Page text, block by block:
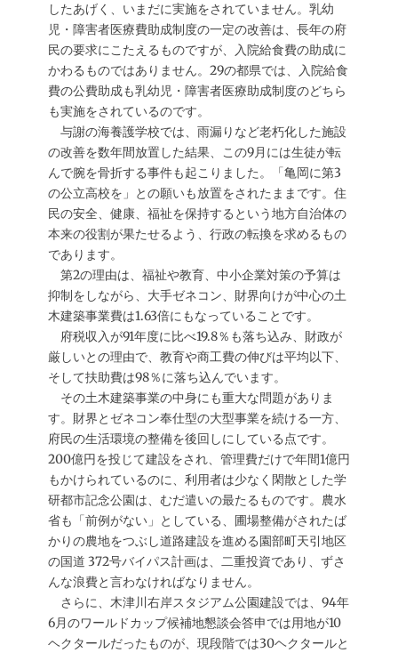
したあげく、いまだに実施をされていません。乳幼
児・障害者医療費助成制度の一定の改善は、長年の府
民の要求にこたえるものですが、入院給食費の助成に
かわるものではありません。29の都県では、入院給食
費の公費助成も乳幼児・障害者医療助成制度のどちら
も実施をされているのです。
与謝の海養護学校では、雨漏りなど老朽化した施設
の改善を数年間放置した結果、この9月には生徒が転
んで腕を骨折する事件も起こりました。「亀岡に第3
の公立高校を」との願いも放置をされたままです。住
民の安全、健康、福祉を保持するという地方自治体の
本来の役割が果たせるよう、行政の転換を求めるもの
であります。
第2の理由は、福祉や教育、中小企業対策の予算は
抑制をしながら、大手ゼネコン、財界向けが中心の土
木建築事業費は1.63倍にもなっていることです。
府税収入が91年度に比べ19.8％も落ち込み、財政が
厳しいとの理由で、教育や商工費の伸びは平均以下、
そして扶助費は98％に落ち込んでいます。
その土木建築事業の中身にも重大な問題がありま
す。財界とゼネコン奉仕型の大型事業を続ける一方、
府民の生活環境の整備を後回しにしている点です。
200億円を投じて建設をされ、管理費だけで年間1億円
もかけられているのに、利用者は少なく閑散とした学
研都市記念公園は、むだ遣いの最たるものです。農水
省も「前例がない」としている、圃場整備がされたば
かりの農地をつぶし道路建設を進める園部町天引地区
の国道 372号バイパス計画は、二重投資であり、ずさ
んな浪費と言わなければなりません。
さらに、木津川右岸スタジアム公園建設では、94年
6月のワールドカップ候補地懇談会答申では用地が10
ヘクタールだったものが、現段階では30ヘクタールと